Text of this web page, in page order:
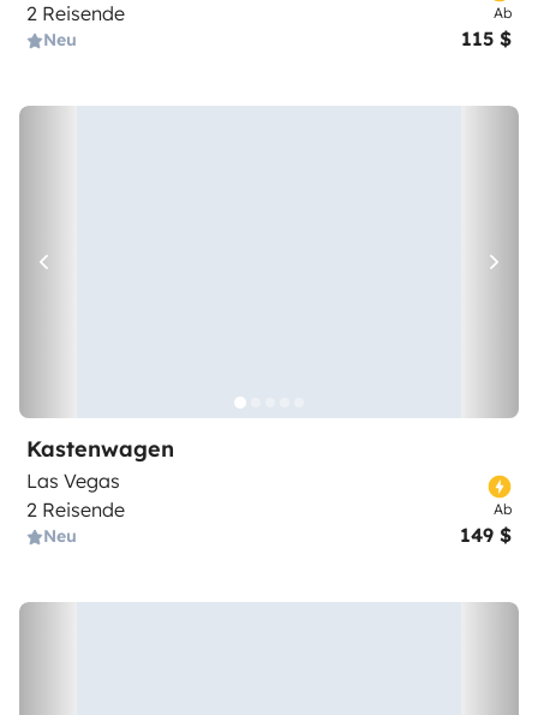
2 Reisende
Neu
Ab
115 $
Kastenwagen
Las Vegas
2 Reisende
Neu
Ab
149 $